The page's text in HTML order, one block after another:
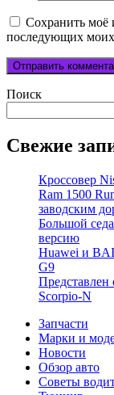
Сохранить моё
последующих
Поиск
Свежие
Кроссовер
Ram 1500
заводским
Большой
версию
Huawei и
G9
Scorpio-N
Запчасти
Марки и
Новости
Обзор авто
Советы